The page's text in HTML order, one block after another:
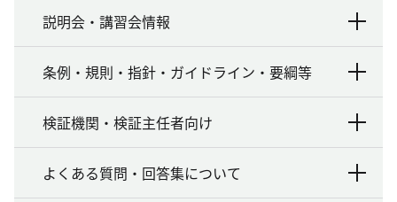
説明会・講習会情報
条例・規則・指針・ガイドライン・要綱等
検証機関・検証主任者向け
よくある質問・回答集について